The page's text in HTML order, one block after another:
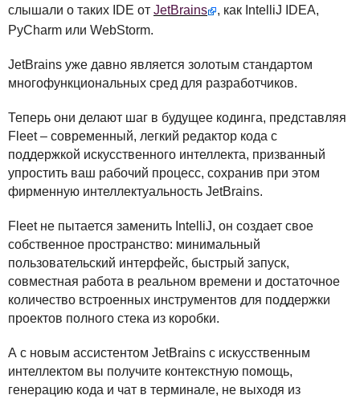
слышали о таких IDE от JetBrains , как IntelliJ IDEA,
PyCharm или WebStorm.
JetBrains уже давно является золотым стандартом
многофункциональных сред для разработчиков.
Теперь они делают шаг в будущее кодинга, представляя
Fleet – современный, легкий редактор кода с
поддержкой искусственного интеллекта, призванный
упростить ваш рабочий процесс, сохранив при этом
фирменную интеллектуальность JetBrains.
Fleet не пытается заменить IntelliJ, он создает свое
собственное пространство: минимальный
пользовательский интерфейс, быстрый запуск,
совместная работа в реальном времени и достаточное
количество встроенных инструментов для поддержки
проектов полного стека из коробки.
А с новым ассистентом JetBrains с искусственным
интеллектом вы получите контекстную помощь,
генерацию кода и чат в терминале, не выходя из